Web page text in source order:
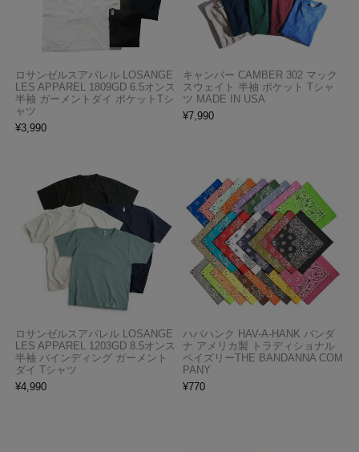
ロサンゼルスアパレル LOSANGE
LES APPAREL 1809GD 6.5オンス
半袖 ガーメントダイ ポケットTシ
ャツ
¥3,990
キャンバー CAMBER 302 マック
スウェイト 半袖 ポケット Tシャ
ツ MADE IN USA
¥7,990
ロサンゼルスアパレル LOSANGE
LES APPAREL 1203GD 8.5オンス
半袖 バインディング ガーメント
ダイ Tシャツ
¥4,990
ハバハンク HAV-A-HANK バンダ
ナ アメリカ製 トラディショナル
ペイズリーTHE BANDANNA COM
PANY
¥770